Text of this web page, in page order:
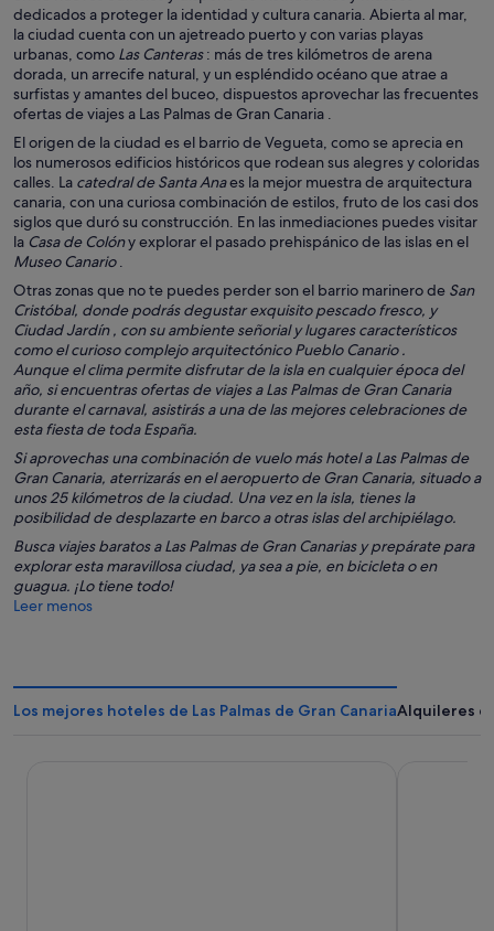
dedicados a proteger la identidad y cultura canaria. Abierta al mar,
la ciudad cuenta con un ajetreado puerto y con varias playas
urbanas, como Las Canteras: más de tres kilómetros de arena
dorada, un arrecife natural, y un espléndido océano que atrae a
surfistas y amantes del buceo, dispuestos aprovechar las frecuentes
ofertas de viajes a Las Palmas de Gran Canaria .
El origen de la ciudad es el barrio de Vegueta, como se aprecia en
los numerosos edificios históricos que rodean sus alegres y coloridas
calles. La catedral de Santa Anaes la mejor muestra de arquitectura
canaria, con una curiosa combinación de estilos, fruto de los casi dos
siglos que duró su construcción. En las inmediaciones puedes visitar
la Casa de Colóny explorar el pasado prehispánico de las islas en el
Museo Canario.
Otras zonas que no te puedes perder son el barrio marinero de San
Cristóbal, donde podrás degustar exquisito pescado fresco, y
Ciudad Jardín, con su ambiente señorial y lugares característicos
como el curioso complejo arquitectónicoPueblo Canario.
Aunque el clima permite disfrutar de la isla en cualquier época del
año, si encuentras ofertas de viajes a Las Palmas de Gran Canaria
durante el carnaval, asistirás a una de las mejores celebraciones de
esta fiesta de toda España.
Si aprovechas una combinación de vuelo más hotel a Las Palmas de
Gran Canaria, aterrizarás en el aeropuerto de Gran Canaria, situado a
unos 25 kilómetros de la ciudad. Una vez en la isla, tienes la
posibilidad de desplazarte en barco a otras islas del archipiélago.
Busca viajes baratos a Las Palmas de Gran Canarias y prepárate para
explorar esta maravillosa ciudad, ya sea a pie, en bicicleta o en
guagua. ¡Lo tiene todo!
Leer menos
Los mejores hoteles de Las Palmas de Gran CanariaAlquileres